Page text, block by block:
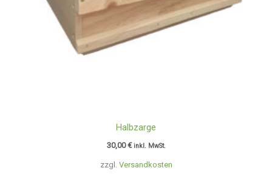
zzgl. Versandkosten
Halbzarge
30,00€ inkl. MwSt.